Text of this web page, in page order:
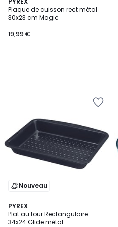
Plaque de cuisson rect métal
30x23 cm Magic
19,99 €
Nouveau
PYREX
Plat au four Rectangulaire
34x24 Glide métal